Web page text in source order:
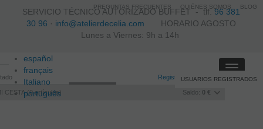
SERVICIO TÉCNICO AUTORIZADO BUFFET -tlf.96 381
30 96 · info@atelierdecelia.com HORARIO AGOSTO
Lunes a Viernes: 9h a 14h
español
français
Italiano
português
Registro /Iniciar sesión
CESTA 0artículos Saldo: 0 €
USUARIOS REGISTRADOS
Toggle
PREGUNTAS FRECUENTES QUIÉNES SOMOS BLOG